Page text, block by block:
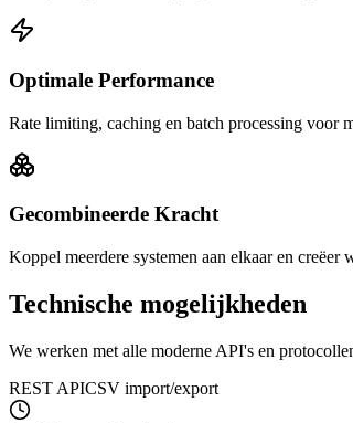
Optimale Performance
Rate limiting, caching en batch processing voor
Gecombineerde Kracht
Koppel meerdere systemen aan elkaar en
Technische mogelijkheden
We werken met alle moderne API's en
REST APICSV import/export